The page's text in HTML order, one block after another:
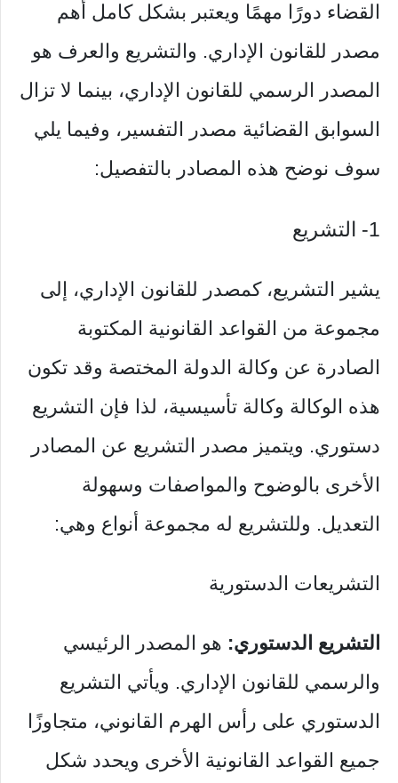
القضاء دورًا مهمًا ويعتبر بشكل كامل أهم
مصدر للقانون الإداري. والتشريع والعرف هو
المصدر الرسمي للقانون الإداري، بينما لا تزال
السوابق القضائية مصدر التفسير، وفيما يلي
سوف نوضح هذه المصادر بالتفصيل:
1- التشريع
يشير التشريع، كمصدر للقانون الإداري، إلى
مجموعة من القواعد القانونية المكتوبة
الصادرة عن وكالة الدولة المختصة وقد تكون
هذه الوكالة وكالة تأسيسية، لذا فإن التشريع
دستوري. ويتميز مصدر التشريع عن المصادر
الأخرى بالوضوح والمواصفات وسهولة
التعديل. وللتشريع له مجموعة أنواع وهي:
التشريعات الدستورية
التشريع الدستوري: هو المصدر الرئيسي
والرسمي للقانون الإداري. ويأتي التشريع
الدستوري على رأس الهرم القانوني، متجاوزًا
جميع القواعد القانونية الأخرى ويحدد شكل